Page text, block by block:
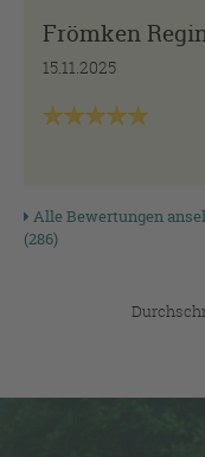
Frömken
15.11.2025
Alle Bewertungen
(286)